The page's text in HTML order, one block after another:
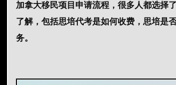
加拿大移民项目申请流程，很多人都选择
了解，包括思培代考是如何收费，思培是
务。